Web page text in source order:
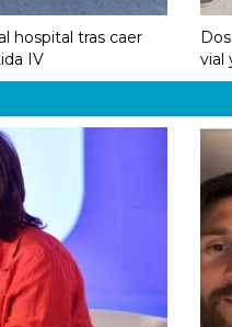
hospital tras caer
IV
vial